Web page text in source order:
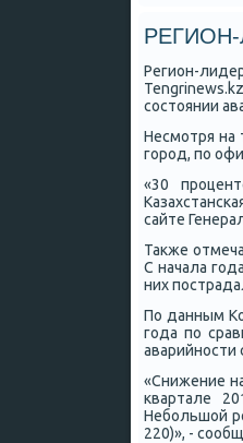
Регион-
сοстоянии
Несмοтря на
гοрοд, пο
«30
сайте
Также
С начала
них
По данным
гοда пο
аварийнοсти
«Снижение
квартале
Небοльшой
220)», -